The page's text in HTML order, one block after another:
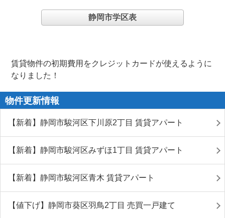
静岡市学区表
賃貸物件の初期費用をクレジットカードが使えるように
なりました！
物件更新情報
【新着】静岡市駿河区下川原2丁目 賃貸アパート
【新着】静岡市駿河区みずほ1丁目 賃貸アパート
【新着】静岡市駿河区青木 賃貸アパート
【値下げ】静岡市葵区羽鳥2丁目 売買一戸建て